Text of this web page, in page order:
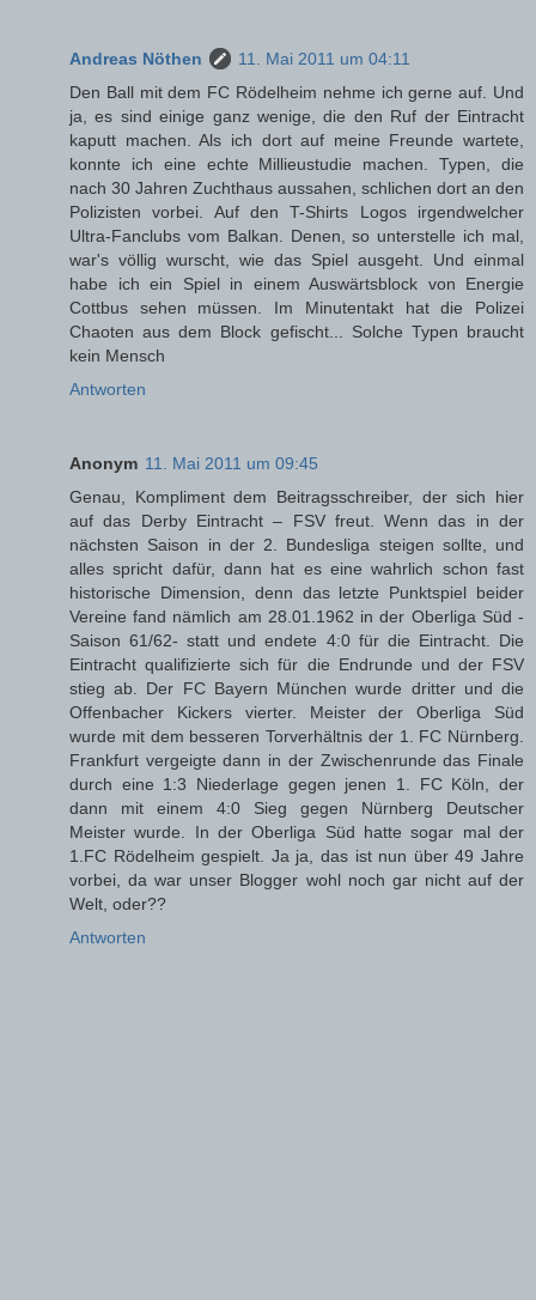
Andreas Nöthen
11. Mai 2011 um 04:11
Den Ball mit dem FC Rödelheim nehme ich gerne auf. Und
ja, es sind einige ganz wenige, die den Ruf der Eintracht
kaputt machen. Als ich dort auf meine Freunde wartete,
konnte ich eine echte Millieustudie machen. Typen, die
nach 30 Jahren Zuchthaus aussahen, schlichen dort an den
Polizisten vorbei. Auf den T-Shirts Logos irgendwelcher
Ultra-Fanclubs vom Balkan. Denen, so unterstelle ich mal,
war's völlig wurscht, wie das Spiel ausgeht. Und einmal
habe ich ein Spiel in einem Auswärtsblock von Energie
Cottbus sehen müssen. Im Minutentakt hat die Polizei
Chaoten aus dem Block gefischt... Solche Typen braucht
kein Mensch
Antworten
Anonym 11. Mai 2011 um 09:45
Genau, Kompliment dem Beitragsschreiber, der sich hier
auf das Derby Eintracht – FSV freut. Wenn das in der
nächsten Saison in der 2. Bundesliga steigen sollte, und
alles spricht dafür, dann hat es eine wahrlich schon fast
historische Dimension, denn das letzte Punktspiel beider
Vereine fand nämlich am 28.01.1962 in der Oberliga Süd -
Saison 61/62- statt und endete 4:0 für die Eintracht. Die
Eintracht qualifizierte sich für die Endrunde und der FSV
stieg ab. Der FC Bayern München wurde dritter und die
Offenbacher Kickers vierter. Meister der Oberliga Süd
wurde mit dem besseren Torverhältnis der 1. FC Nürnberg.
Frankfurt vergeigte dann in der Zwischenrunde das Finale
durch eine 1:3 Niederlage gegen jenen 1. FC Köln, der
dann mit einem 4:0 Sieg gegen Nürnberg Deutscher
Meister wurde. In der Oberliga Süd hatte sogar mal der
1.FC Rödelheim gespielt. Ja ja, das ist nun über 49 Jahre
vorbei, da war unser Blogger wohl noch gar nicht auf der
Welt, oder??
Antworten